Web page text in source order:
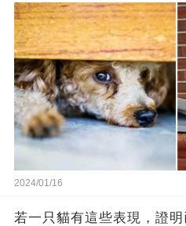
2024/01/16
若一只貓有這些表現，證